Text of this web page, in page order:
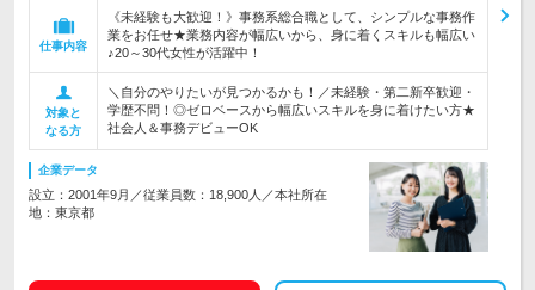
仕事内容
《未経験も大歓迎！》事務系総合職として、シンプルな事務作
業をお任せ★業務内容が幅広いから、身に着くスキルも幅広い
♪20～30代女性が活躍中！
対象と
なる方
＼自分のやりたいが見つかるかも！／未経験・第二新卒歓迎・
学歴不問！◎ゼロベースから幅広いスキルを身に着けたい方★
社会人＆事務デビューOK
企業データ
設立：2001年9月／従業員数：18,900人／本社所在
地：東京都